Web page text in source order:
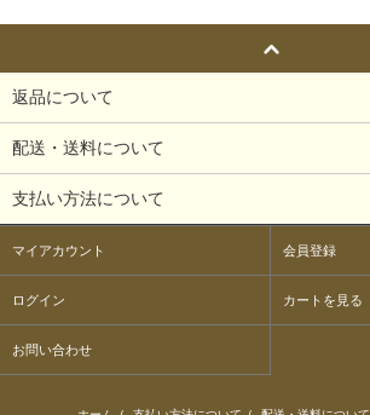
返品について
配送・送料について
支払い方法について
マイアカウント 会員登録
ログイン カートを見る
お問い合わせ